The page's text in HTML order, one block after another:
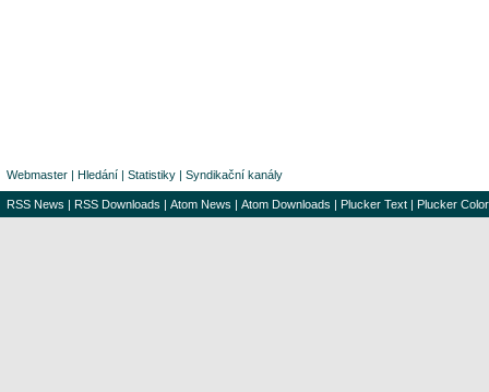
Webmaster | Hledání | Statistiky | Syndikační kanály
RSS News | RSS Downloads | Atom News | Atom Downloads | Plucker Text | Plucker Color